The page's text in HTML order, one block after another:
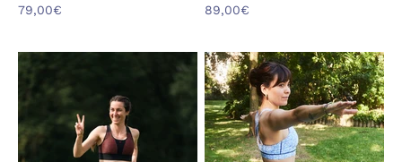
Prix de vente
79,00€
Prix de vente
89,00€